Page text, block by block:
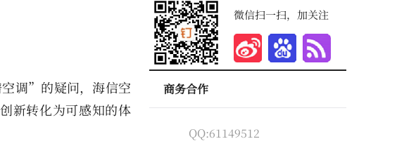
调”的疑问，海信空
新转化为可感知的体
微信扫一扫，加关注
商务合作
QQ:61149512